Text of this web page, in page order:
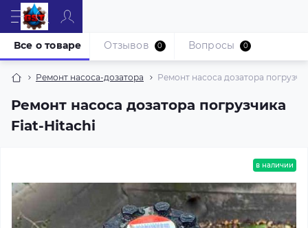
Ремонт насоса-дозатора Ремонт насоса дозатора
Ремонт насоса дозатора погрузчика
Fiat-Hitachi
Все о товаре Отзывов 0 Вопросы 0
в наличии